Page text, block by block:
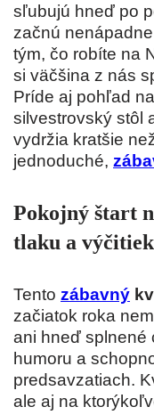
sľubujú hneď po
začnú
tým, čo robíte na
si väčšina z nás
Príde aj pohľad
silvestrovský stôl
vydržia kratšie
jednoduché,
Pokojný štart
tlaku a výčitiek
Tento zábavný
začiatok roka
ani hneď splnené
humoru a
predsavzatiach.
ale aj na